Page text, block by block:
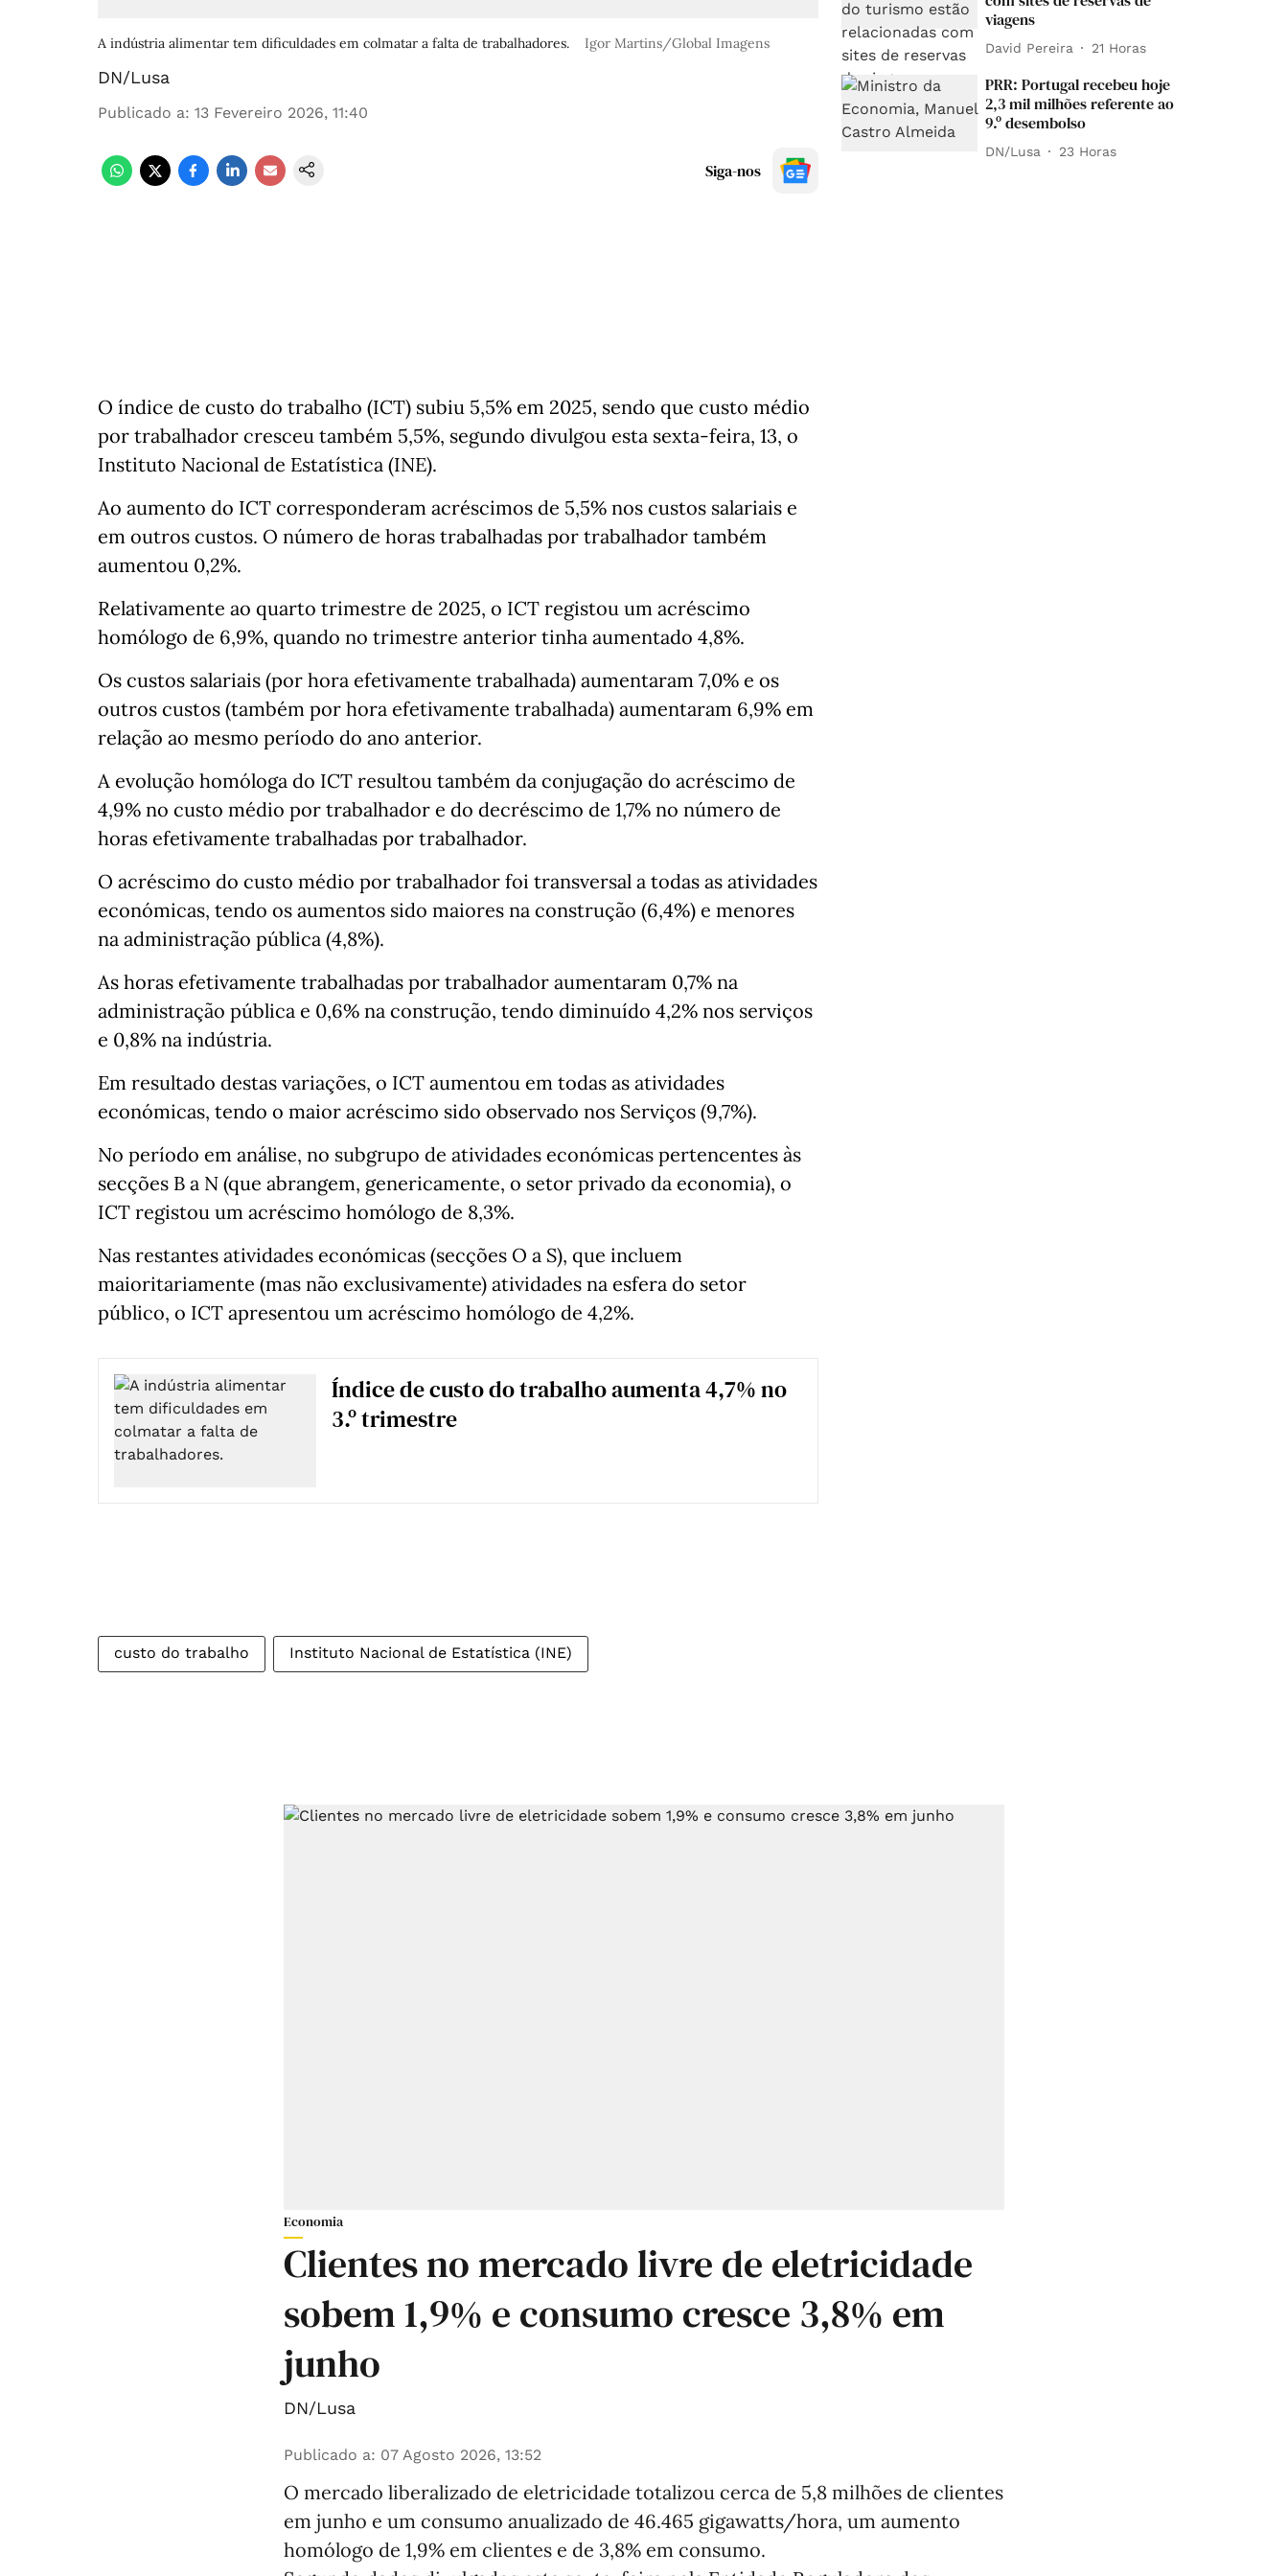
A indústria alimentar tem dificuldades em colmatar a falta de trabalhadores. Igor Martins/Global Imagens
DN/Lusa
Publicado a: 13 Fevereiro 2026, 11:40
Siga-nos
O índice de custo do trabalho (ICT) subiu 5,5% em 2025, sendo que custo médio
por trabalhador cresceu também 5,5%, segundo divulgou esta sexta-feira, 13, o
Instituto Nacional de Estatística (INE).
Ao aumento do ICT corresponderam acréscimos de 5,5% nos custos salariais e
em outros custos. O número de horas trabalhadas por trabalhador também
aumentou 0,2%.
Relativamente ao quarto trimestre de 2025, o ICT registou um acréscimo
homólogo de 6,9%, quando no trimestre anterior tinha aumentado 4,8%.
Os custos salariais (por hora efetivamente trabalhada) aumentaram 7,0% e os
outros custos (também por hora efetivamente trabalhada) aumentaram 6,9% em
relação ao mesmo período do ano anterior.
A evolução homóloga do ICT resultou também da conjugação do acréscimo de
4,9% no custo médio por trabalhador e do decréscimo de 1,7% no número de
horas efetivamente trabalhadas por trabalhador.
O acréscimo do custo médio por trabalhador foi transversal a todas as atividades
económicas, tendo os aumentos sido maiores na construção (6,4%) e menores
na administração pública (4,8%).
As horas efetivamente trabalhadas por trabalhador aumentaram 0,7% na
administração pública e 0,6% na construção, tendo diminuído 4,2% nos serviços
e 0,8% na indústria.
Em resultado destas variações, o ICT aumentou em todas as atividades
económicas, tendo o maior acréscimo sido observado nos Serviços (9,7%).
No período em análise, no subgrupo de atividades económicas pertencentes às
secções B a N (que abrangem, genericamente, o setor privado da economia), o
ICT registou um acréscimo homólogo de 8,3%.
Nas restantes atividades económicas (secções O a S), que incluem
maioritariamente (mas não exclusivamente) atividades na esfera do setor
público, o ICT apresentou um acréscimo homólogo de 4,2%.
Índice de custo do trabalho aumenta 4,7% no
3.º trimestre
custo do trabalho Instituto Nacional de Estatística (INE)
viagens
David Pereira 21 Horas
PRR: Portugal recebeu hoje
2,3 mil milhões referente ao
9.º desembolso
DN/Lusa 23 Horas
Economia
Clientes no mercado livre de eletricidade
sobem 1,9% e consumo cresce 3,8% em
junho
DN/Lusa
Publicado a: 07 Agosto 2026, 13:52
O mercado liberalizado de eletricidade totalizou cerca de 5,8 milhões de clientes
em junho e um consumo anualizado de 46.465 gigawatts/hora, um aumento
homólogo de 1,9% em clientes e de 3,8% em consumo.